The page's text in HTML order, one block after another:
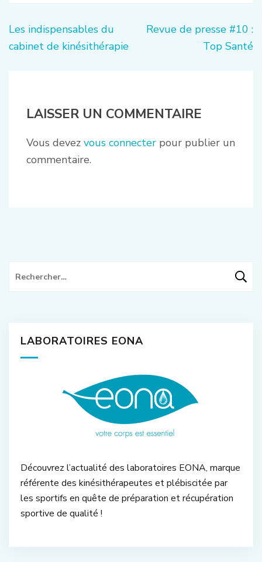
Navigation
de
Les indispensables du
cabinet de kinésithérapie
Revue de presse #10 :
Top Santé
LAISSER UN COMMENTAIRE
Vous devez vous connecter pour publier un
commentaire.
Rechercher :
LABORATOIRES EONA
Découvrez l’actualité des laboratoires EONA, marque
référente des kinésithérapeutes et plébiscitée par
les sportifs en quête de préparation et récupération
sportive de qualité !